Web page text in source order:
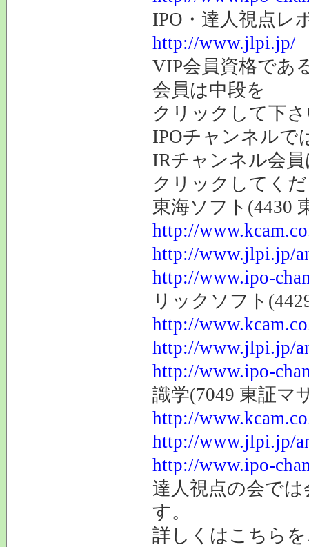
IPO・達人視点
http://www.jlpi.jp/
VIP会員資格であ
会員は中段を
クリックして下
IPOチャンネルで
IRチャンネル会
クリックしてく
東海ソフト(4430
http://
http://www.jlpi.jp/
http://www.ipo-
リックソフト
http://
http://www.jlpi.jp/
http://www.ipo-
識学(7049 東証マ
http://
http://www.jlpi.jp/
http://www.ipo-
達人視点の会で
す。
詳しくはこちら